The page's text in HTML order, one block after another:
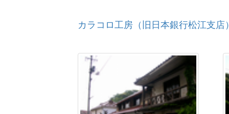
カラコロ工房（旧日本銀行松江支店